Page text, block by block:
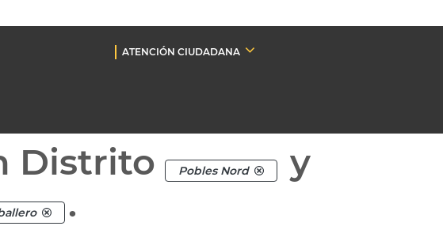
ATENCIÓN CIUDADANA
Distrito Pobles Nord
y
.